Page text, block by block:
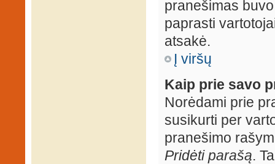
pranešimas
paprasti
atsakė.
Į viršų
Kaip prie savo
Norėdami prie
susikurti per
pranešimo
Pridėti parašą.